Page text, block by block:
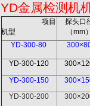
YD金属检测机
项目
机型
探头口
（mm
YD-300-80
YD-300-120
YD-300-150
YD-300-200